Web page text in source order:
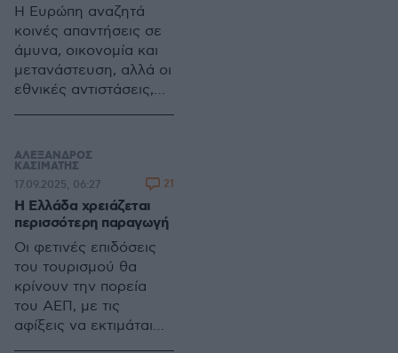
δανειοδότηση στη
χώρα μας
Η Ευρώπη αναζητά
κοινές απαντήσεις σε
άμυνα, οικονομία και
μετανάστευση, αλλά οι
εθνικές αντιστάσεις,
τραπεζική ενοποίηση,
εμποδίζουν την
πρόοδο, διευρύνοντας
το χάσμα με τις
αμερικανικές τράπεζες
και αποδυναμώνοντας
την ενότητα
ΑΛΕΞΑΝΔΡΟΣ
ΚΑΣΙΜΑΤΗΣ
Η Ελλάδα χρειάζεται
περισσότερη παραγωγή
Οι φετινές επιδόσεις
του τουρισμού θα
κρίνουν την πορεία
του ΑΕΠ, με τις
αφίξεις να εκτιμάται
17.09.2025, 06:27 21